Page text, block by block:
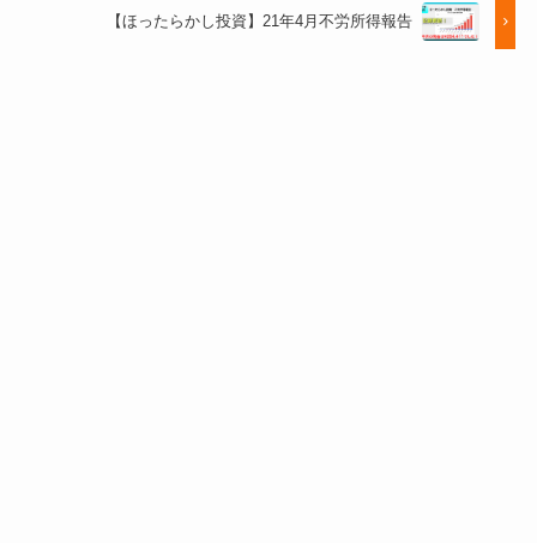
【ほったらかし投資】21年4月不労所得報告